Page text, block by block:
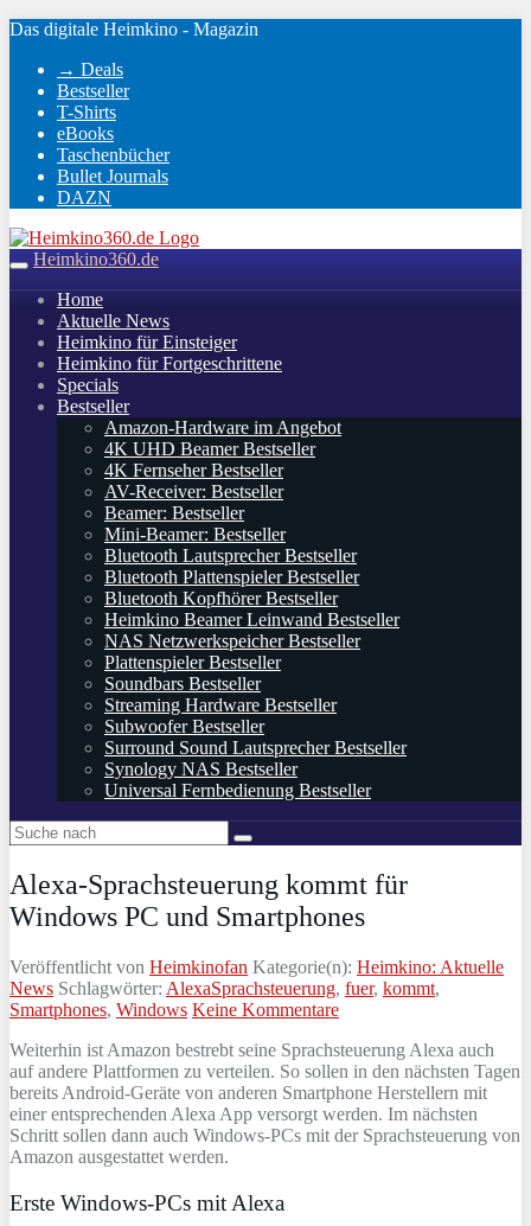
Skip
main
content
Das digitale Heimkino - Magazin
→ Deals
Bestseller
T-Shirts
eBooks
Taschenbücher
Bullet Journals
DAZN
Toggle
navigation
Heimkino360.de
Home
Aktuelle News
Heimkino für Einsteiger
Heimkino für Fortgeschrittene
Specials
Bestseller
Amazon-Hardware im Angebot
4K UHD Beamer Bestseller
4K Fernseher Bestseller
AV-Receiver: Bestseller
Beamer: Bestseller
Mini-Beamer: Bestseller
Bluetooth Lautsprecher Bestseller
Bluetooth Plattenspieler Bestseller
Bluetooth Kopfhörer Bestseller
Heimkino Beamer Leinwand Bestseller
NAS Netzwerkspeicher Bestseller
Plattenspieler Bestseller
Soundbars Bestseller
Streaming Hardware Bestseller
Subwoofer Bestseller
Surround Sound Lautsprecher Bestseller
Synology NAS Bestseller
Universal Fernbedienung Bestseller
Alexa-Sprachsteuerung kommt für
Windows PC und Smartphones
Veröffentlicht von Heimkinofan Kategorie(n): Heimkino: Aktuelle
News Schlagwörter: AlexaSprachsteuerung, fuer, kommt,
Smartphones, Windows Keine Kommentare
Weiterhin ist Amazon bestrebt seine Sprachsteuerung Alexa auch
auf andere Plattformen zu verteilen. So sollen in den nächsten Tagen
bereits Android-Geräte von anderen Smartphone Herstellern mit
einer entsprechenden Alexa App versorgt werden. Im nächsten
Schritt sollen dann auch Windows-PCs mit der Sprachsteuerung von
Amazon ausgestattet werden.
Erste Windows-PCs mit Alexa